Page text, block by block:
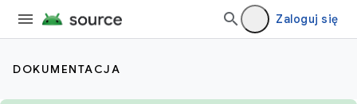
Zaloguj się
DOKUMENTACJA